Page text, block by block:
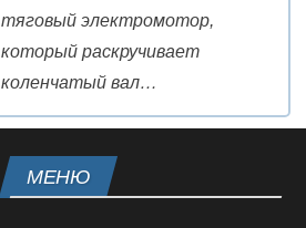
тяговый электромотор,
который раскручивает
коленчатый вал…
МЕНЮ